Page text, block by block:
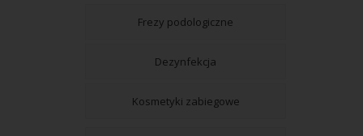
Frezy podologiczne
Dezynfekcja
Kosmetyki zabiegowe